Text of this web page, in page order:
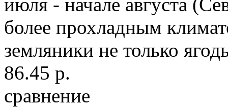
более прохладным
земляники не только
86.45 р.
сравнение